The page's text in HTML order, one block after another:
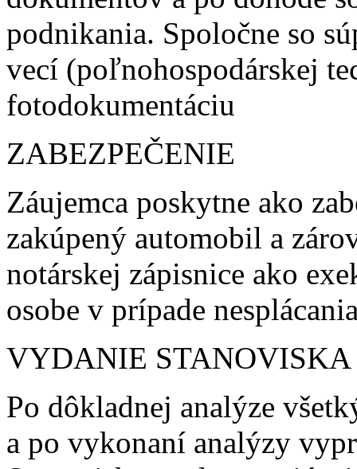
podnikania. Spoločne so
vecí (poľnohospodárskej
fotodokumentáciu
ZABEZPEČENIE
Záujemca poskytne ako
zakúpený automobil a
notárskej zápisnice ako
osobe v prípade
VYDANIE STANOVISKA
Po dôkladnej analýze
a po vykonaní analýzy